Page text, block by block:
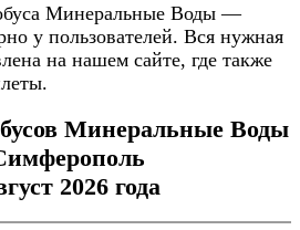
Минеральные Воды —
у пользователей. Вся нужная
на нашем сайте, где также
Минеральные Воды
2026 года